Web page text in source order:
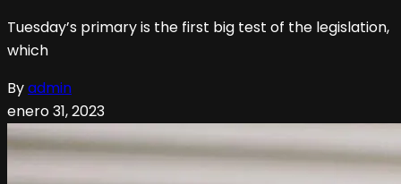
Tuesday’s primary is the first big test of the legislation,
which
Byadmin
enero 31, 2023